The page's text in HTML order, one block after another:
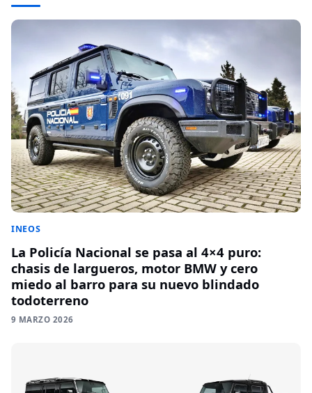
INEOS
La Policía Nacional se pasa al 4×4 puro:
chasis de largueros, motor BMW y cero
miedo al barro para su nuevo blindado
todoterreno
9 MARZO 2026